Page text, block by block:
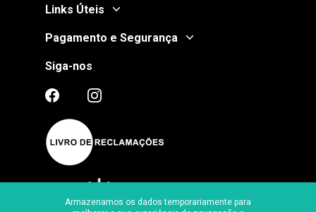
Armazenamos os dados temporariamente para
Links Úteis
Pagamento e Segurança
Siga-nos